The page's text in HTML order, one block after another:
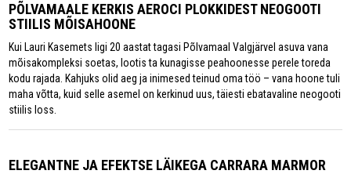
PÕLVAMAALE KERKIS AEROCI PLOKKIDEST NEOGOOTI
STIILIS MÕISAHOONE
Kui Lauri Kasemets ligi 20 aastat tagasi Põlvamaal Valgjärvel asuva vana
mõisakompleksi soetas, lootis ta kunagisse peahoonesse perele toreda
kodu rajada. Kahjuks olid aeg ja inimesed teinud oma töö – vana hoone tuli
maha võtta, kuid selle asemel on kerkinud uus, täiesti ebatavaline neogooti
stiilis loss.
ELEGANTNE JA EFEKTSE LÄIKEGA CARRARA MARMOR